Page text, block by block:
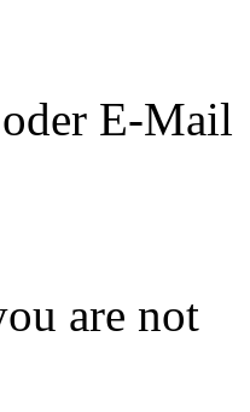
E-Mail
are not